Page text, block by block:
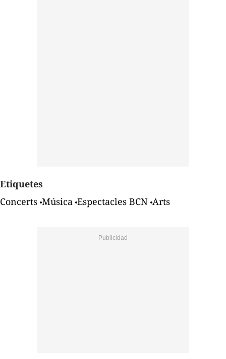
Etiquetes
Concerts Música Espectacles BCN Arts